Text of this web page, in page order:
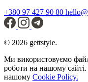
+380 97 427 90 80
© 2026 gettstyle.
Ми використовуємо
роботи на нашому
нашому Cookie Policy.